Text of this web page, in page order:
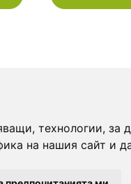
технологии,
на нашия сайт и
е мястото, където
да намерите прясна